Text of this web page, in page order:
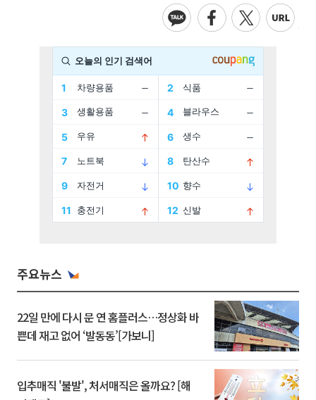
주요뉴스
22일 만에 다시 문 연 홈플러스…정상화 바
쁜데 재고 없어 ‘발동동’[가보니]
입추매직 '불발', 처서매직은 올까요? [해